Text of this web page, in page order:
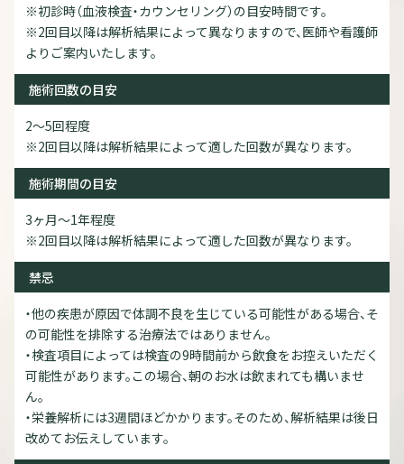
※初診時（血液検査・カウンセリング）の目安時間です。
※2回目以降は解析結果によって異なりますので、医師や看護師
よりご案内いたします。
施術回数の目安
2～5回程度
※2回目以降は解析結果によって適した回数が異なります。
施術期間の目安
3ヶ月～1年程度
※2回目以降は解析結果によって適した回数が異なります。
禁忌
・他の疾患が原因で体調不良を生じている可能性がある場合、そ
の可能性を排除する治療法ではありません。
・検査項目によっては検査の9時間前から飲食をお控えいただく
可能性があります。この場合、朝のお水は飲まれても構いませ
ん。
・栄養解析には3週間ほどかかります。そのため、解析結果は後日
改めてお伝えしています。